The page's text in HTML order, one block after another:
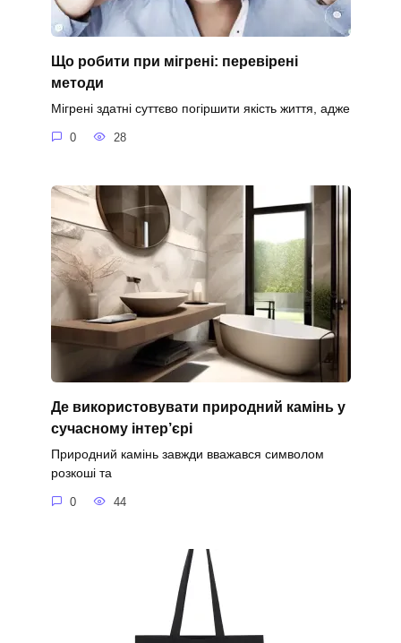
Що робити при мігрені: перевірені
методи
Мігрені здатні суттєво погіршити якість життя, адже
0 28
Де використовувати природний камінь у
сучасному інтер’єрі
Природний камінь завжди вважався символом
розкоші та
0 44